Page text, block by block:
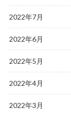
2022年7月
2022年6月
2022年5月
2022年4月
2022年3月